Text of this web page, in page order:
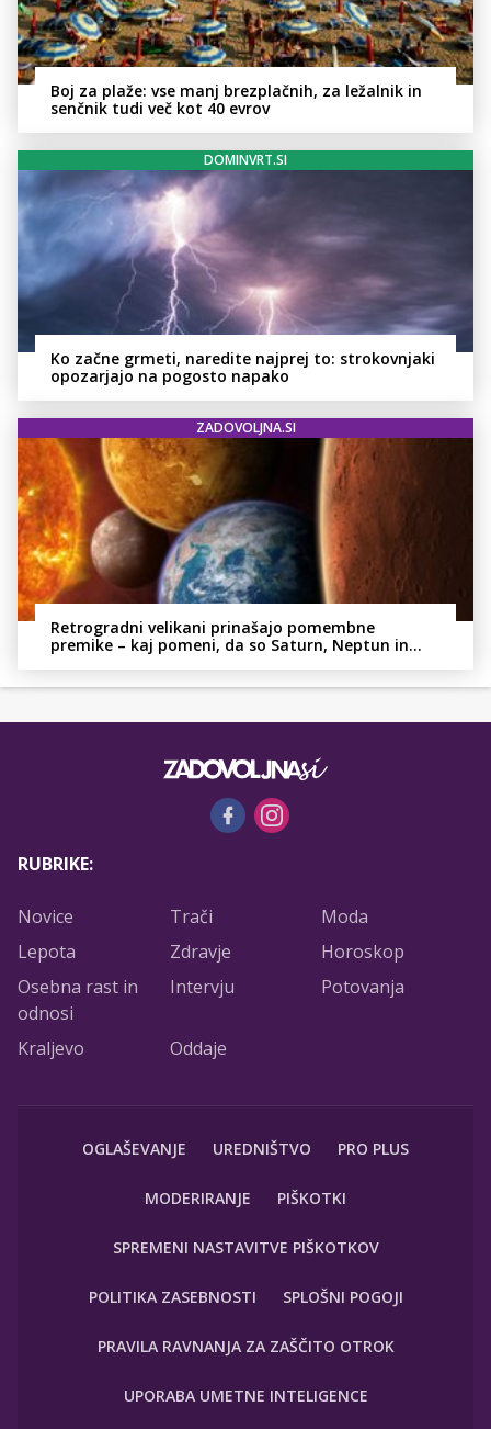
Boj za plaže: vse manj brezplačnih, za ležalnik in
senčnik tudi več kot 40 evrov
DOMINVRT.SI
Ko začne grmeti, naredite najprej to: strokovnjaki
opozarjajo na pogosto napako
ZADOVOLJNA.SI
Retrogradni velikani prinašajo pomembne
premike – kaj pomeni, da so Saturn, Neptun in
RUBRIKE:
Novice Trači
Moda
Lepota
Zdravje
Horoskop
Osebna rast in
odnosi
Intervju Potovanja
Kraljevo Oddaje
OGLAŠEVANJE UREDNIŠTVO PRO PLUS
MODERIRANJE PIŠKOTKI
SPREMENI NASTAVITVE PIŠKOTKOV
POLITIKA ZASEBNOSTI SPLOŠNI POGOJI
PRAVILA RAVNANJA ZA ZAŠČITO OTROK
UPORABA UMETNE INTELIGENCE